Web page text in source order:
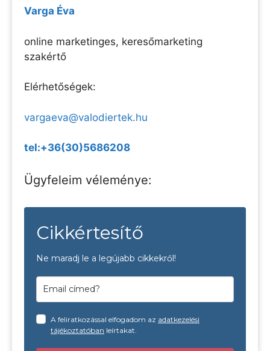
Varga Éva
online marketinges, keresőmarketing
szakértő
Elérhetőségek:
vargaeva@valodiertek.hu
tel:+36(30)5686208
Ügyfeleim véleménye:
Cikkértesítő
Ne maradj le a legújabb cikkekről!
A feliratkozással elfogadom az adatkezelési
tájékoztatóban leírtakat.